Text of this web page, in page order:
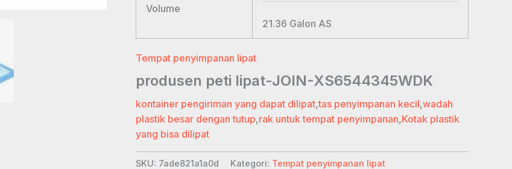
Volume
21.36 Galon AS
Tempat penyimpanan lipat
produsen peti lipat-JOIN-XS6544345WDK
kontainer pengiriman yang dapat dilipat,tas penyimpanan kecil,wadah
plastik besar dengan tutup,rak untuk tempat penyimpanan,Kotak plastik
yang bisa dilipat
SKU: 7ade821a1a0d Kategori: Tempat penyimpanan lipat